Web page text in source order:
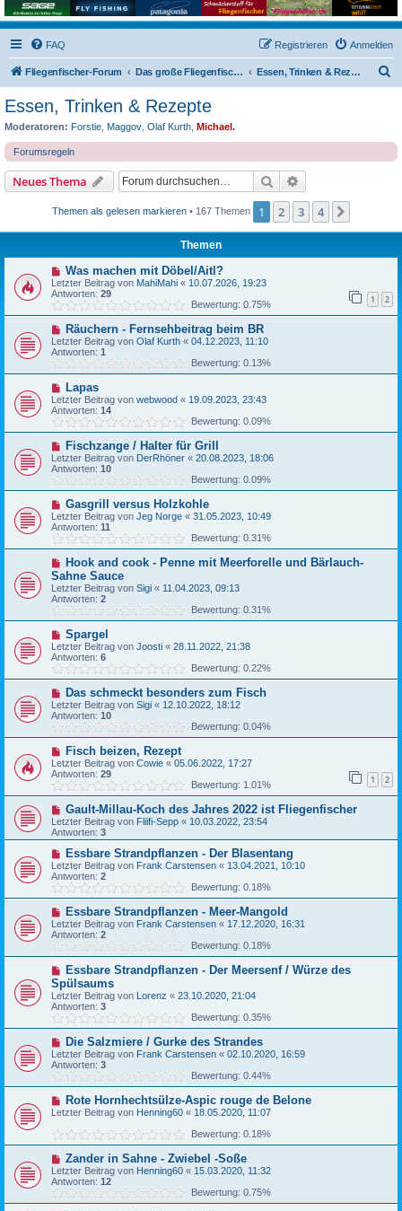
FAQ Anmelden
Registrieren
Fliegenfischer-Forum Das große Fliegenfischer-Forum! Essen, Trinken & Rezepte
e
Essen, Trinken & Rezepte
Moderatoren: Forstie Maggov Olaf Kurth Michael.
Forumsregeln
Neues Thema Suche
Themen als gelesen markieren • 167 Themen 1 2 3 4
Themen
Was machen mit Döbel/Aitl?
Letzter Beitrag von MahiMahi « 10.07.2026, 19:23
Antworten: 29 1 2
Bewertung: 0.75%
Räuchern - Fernsehbeitrag beim BR
Letzter Beitrag von Olaf Kurth « 04.12.2023, 11:10
Antworten: 1
Bewertung: 0.13%
Lapas
Letzter Beitrag von webwood « 19.09.2023, 23:43
Antworten: 14
Bewertung: 0.09%
Fischzange / Halter für Grill
Letzter Beitrag von DerRhöner « 20.08.2023, 18:06
Antworten: 10
Bewertung: 0.09%
Gasgrill versus Holzkohle
Letzter Beitrag von Jeg Norge « 31.05.2023, 10:49
Antworten: 11
Bewertung: 0.31%
Hook and cook - Penne mit Meerforelle und Bärlauch-
Sahne Sauce
Letzter Beitrag von Sigi « 11.04.2023, 09:13
Antworten: 2
Bewertung: 0.31%
Spargel
Letzter Beitrag von Joosti « 28.11.2022, 21:38
Antworten: 6
Bewertung: 0.22%
Das schmeckt besonders zum Fisch
Letzter Beitrag von Sigi « 12.10.2022, 18:12
Antworten: 10
Bewertung: 0.04%
Fisch beizen, Rezept
Letzter Beitrag von Cowie « 05.06.2022, 17:27
Antworten: 29 1 2
Bewertung: 1.01%
Gault-Millau-Koch des Jahres 2022 ist Fliegenfischer
Letzter Beitrag von Fliifi-Sepp « 10.03.2022, 23:54
Antworten: 3
Essbare Strandpflanzen - Der Blasentang
Letzter Beitrag von Frank Carstensen « 13.04.2021, 10:10
Antworten: 2
Bewertung: 0.18%
Essbare Strandpflanzen - Meer-Mangold
Letzter Beitrag von Frank Carstensen « 17.12.2020, 16:31
Antworten: 2
Bewertung: 0.18%
Essbare Strandpflanzen - Der Meersenf / Würze des
Spülsaums
Letzter Beitrag von Lorenz « 23.10.2020, 21:04
Antworten: 3
Bewertung: 0.35%
Die Salzmiere / Gurke des Strandes
Letzter Beitrag von Frank Carstensen « 02.10.2020, 16:59
Antworten: 3
Bewertung: 0.44%
Rote Hornhechtsülze-Aspic rouge de Belone
Letzter Beitrag von Henning60 « 18.05.2020, 11:07
Bewertung: 0.18%
Zander in Sahne - Zwiebel -Soße
Letzter Beitrag von Henning60 « 15.03.2020, 11:32
Antworten: 12
Bewertung: 0.75%